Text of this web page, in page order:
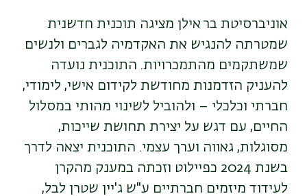
אוניברסיטת בר אילן מציגה תוכנית חדשנית
שמטרתה להנגיש את האקדמיה לגברים ולנשים
שמשתקמים מהתמכרויות. התוכנית נועדה
להעניק הזדמנות מחודשת לקידום אישי, לימודי,
חברתי וכלכלי – ולהוביל לשינוי מהותי במסלול
החיים, עם דגש על יצירת תחושת שייכות,
מסוגלות, גאווה וערך עצמי. התוכנית יצאה לדרך
בשנת 2024 כפיילוט וזכתה במענק מהקרן
לעידוד מיזמים חברתיים ע"ש ג'יין שטרן לבל,